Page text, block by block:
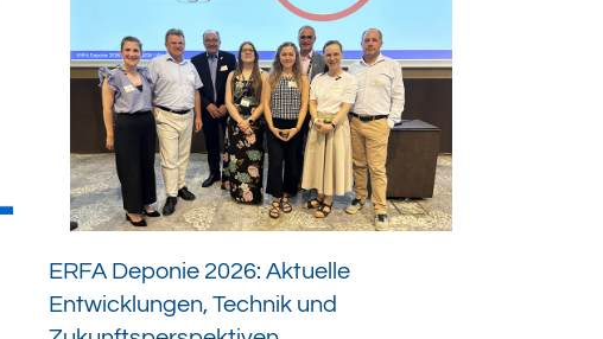
ERFA Deponie 2026: Aktuelle
Entwicklungen, Technik und